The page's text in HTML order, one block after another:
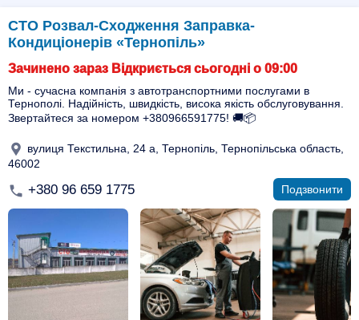
СТО Розвал-Сходження Заправка-
Кондиціонерів «Тернопіль»
Зачинено зараз Відкриється сьогодні о 09:00
Ми - сучасна компанія з автотранспортними послугами в
Тернополі. Надійність, швидкість, висока якість обслуговування.
Звертайтеся за номером +380966591775! 🚚📦
вулиця Текстильна, 24 а, Тернопіль, Тернопільська область,
46002
+380 96 659 1775 Подзвонити